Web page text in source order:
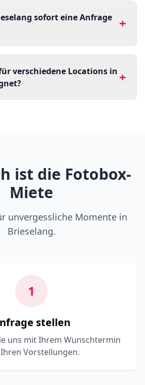
sofort eine Anfrage
+
verschiedene Locations in +
ist die Fotobox-
Miete
unvergessliche Momente in
Brieselang.
1
stellen
uns mit Ihrem Wunschtermin
Vorstellungen.